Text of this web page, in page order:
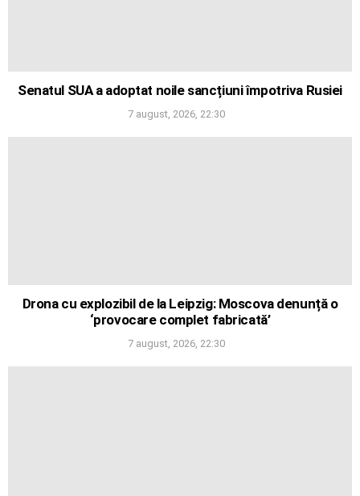
Senatul SUA a adoptat noile sancțiuni împotriva Rusiei
7 august, 2026, 22:30
Drona cu explozibil de la Leipzig: Moscova denunță o
‘provocare complet fabricată’
7 august, 2026, 22:30